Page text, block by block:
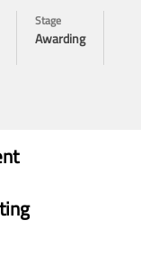
Stage
Awarding